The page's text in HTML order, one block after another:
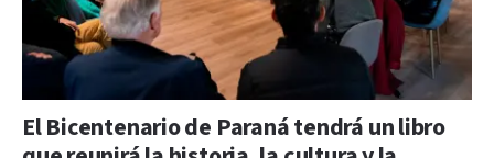
El Bicentenario de Paraná tendrá un libro